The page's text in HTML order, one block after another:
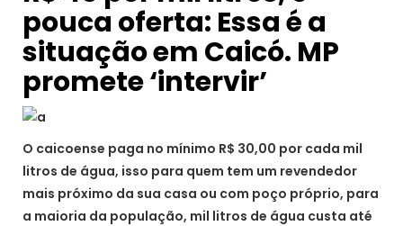
pouca oferta: Essa é a
situação em Caicó. MP
promete ‘intervir’
O caicoense paga no mínimo R$ 30,00 por cada mil
litros de água, isso para quem tem um revendedor
mais próximo da sua casa ou com poço próprio, para
a maioria da população, mil litros de água custa até